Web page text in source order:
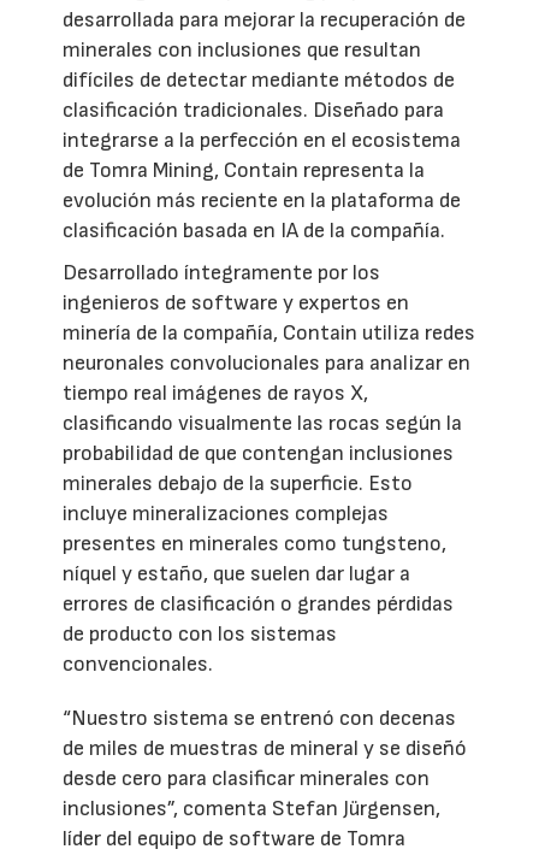
desarrollada para mejorar la recuperación de
minerales con inclusiones que resultan
difíciles de detectar mediante métodos de
clasificación tradicionales. Diseñado para
integrarse a la perfección en el ecosistema
de Tomra Mining, Contain representa la
evolución más reciente en la plataforma de
clasificación basada en IA de la compañía.
Desarrollado íntegramente por los
ingenieros de software y expertos en
minería de la compañía, Contain utiliza redes
neuronales convolucionales para analizar en
tiempo real imágenes de rayos X,
clasificando visualmente las rocas según la
probabilidad de que contengan inclusiones
minerales debajo de la superficie. Esto
incluye mineralizaciones complejas
presentes en minerales como tungsteno,
níquel y estaño, que suelen dar lugar a
errores de clasificación o grandes pérdidas
de producto con los sistemas
convencionales.
“Nuestro sistema se entrenó con decenas
de miles de muestras de mineral y se diseñó
desde cero para clasificar minerales con
inclusiones”, comenta Stefan Jürgensen,
líder del equipo de software de Tomra